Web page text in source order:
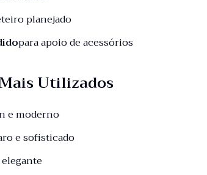
planejado
para apoio de acessórios
Utilizados
e moderno
e sofisticado